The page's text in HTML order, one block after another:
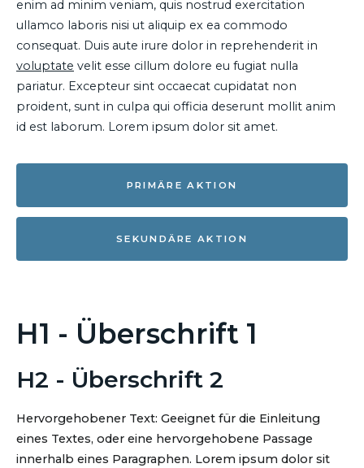
enim ad minim veniam, quis nostrud exercitation
ullamco laboris nisi ut aliquip ex ea commodo
consequat. Duis aute irure dolor in reprehenderit in
voluptate velit esse cillum dolore eu fugiat nulla
pariatur. Excepteur sint occaecat cupidatat non
proident, sunt in culpa qui officia deserunt mollit anim
id est laborum. Lorem ipsum dolor sit amet.
PRIMÄRE AKTION
SEKUNDÄRE AKTION
H1 - Überschrift 1
H2 - Überschrift 2
Hervorgehobener Text: Geeignet für die Einleitung
eines Textes, oder eine hervorgehobene Passage
innerhalb eines Paragraphen. Lorem ipsum dolor sit